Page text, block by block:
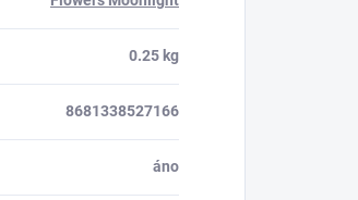
0.25 kg
8681338527166
áno